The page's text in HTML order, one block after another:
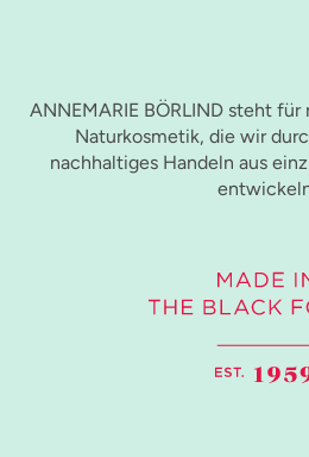
ANNEMARIE BÖRLIND steht
Naturkosmetik, die wir
nachhaltiges Handeln aus